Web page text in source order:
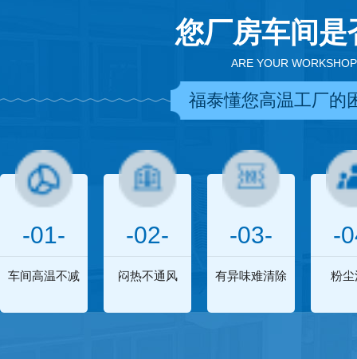
您厂房车间
ARE YOUR
福泰懂您高温工厂的
-01-
车间高温不减
-02-
闷热不通风
-03-
有异味难清除
-
粉尘